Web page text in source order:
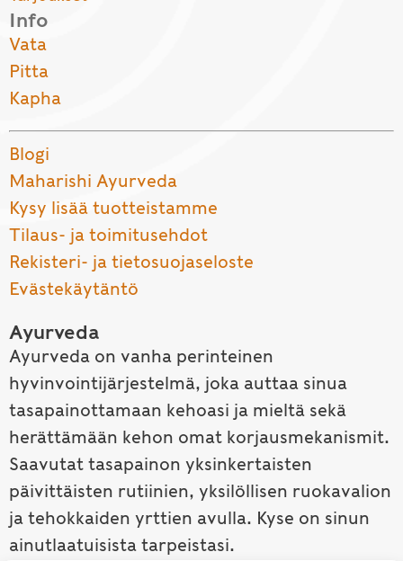
Info
Vata
Pitta
Kapha
Blogi
Maharishi Ayurveda
Kysy lisää tuotteistamme
Tilaus- ja toimitusehdot
Rekisteri- ja tietosuojaseloste
Evästekäytäntö
Ayurveda
Ayurveda on vanha perinteinen
hyvinvointijärjestelmä, joka auttaa sinua
tasapainottamaan kehoasi ja mieltä sekä
herättämään kehon omat korjausmekanismit.
Saavutat tasapainon yksinkertaisten
päivittäisten rutiinien, yksilöllisen ruokavalion
ja tehokkaiden yrttien avulla. Kyse on sinun
ainutlaatuisista tarpeistasi.